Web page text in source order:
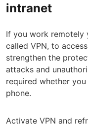
intranet
If you work remotely
called VPN, to
strengthen the
attacks and
required whether
phone.
Activate VPN and